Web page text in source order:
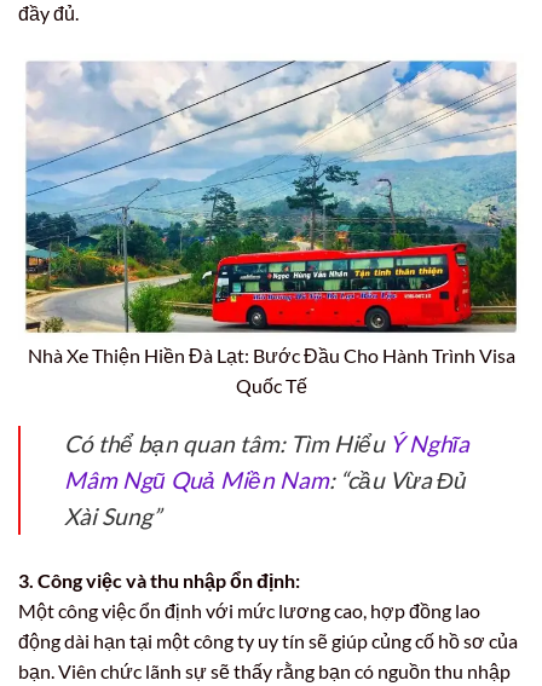
đầy đủ.
Nhà Xe Thiện Hiền Đà Lạt: Bước Đầu Cho Hành Trình Visa
Quốc Tế
Có thể bạn quan tâm: Tìm Hiểu Ý Nghĩa
Mâm Ngũ Quả Miền Nam: “cầu Vừa Đủ
Xài Sung”
3. Công việc và thu nhập ổn định:
Một công việc ổn định với mức lương cao, hợp đồng lao
động dài hạn tại một công ty uy tín sẽ giúp củng cố hồ sơ của
bạn. Viên chức lãnh sự sẽ thấy rằng bạn có nguồn thu nhập